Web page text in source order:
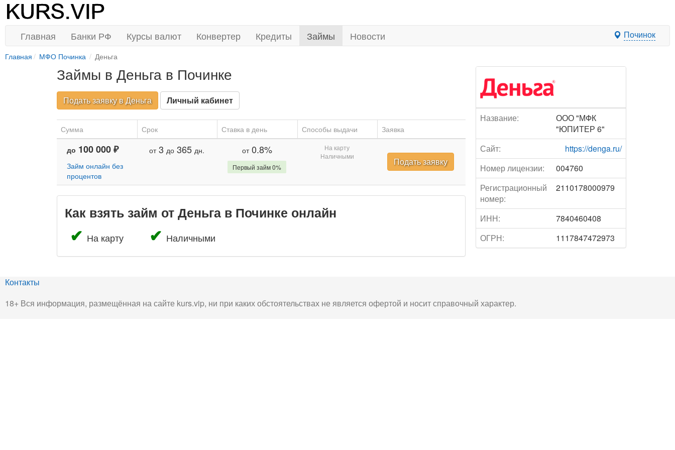
Главная Банки РФ Курсы валют Конвертер Кредиты Займы Новости Починок
Главная МФО Починка Деньга
Займы в Деньга в Починке
Подать заявку в Деньга Личный кабинет
Сумма Срок Ставка в день Способы выдачи Заявка
до 100 000 ₽
Займ онлайн без
процентов
от 3 до 365 дн. от0.8%
Первый займ 0%
На карту
Наличными
Подать заявку
Как взять займ от Деньга в Починке онлайн
На карту Наличными
Название:
ООО "МФК
"ЮПИТЕР 6"
Сайт:
https://denga.ru/
Номер лицензии:
004760
Регистрационный
номер:
2110178000979
ИНН:
7840460408
ОГРН:
1117847472973
Контакты
18+ Вся информация, размещённая на сайте kurs.vip, ни при каких обстоятельствах не является офертой и носит справочный характер.